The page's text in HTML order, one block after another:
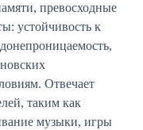
превосходные
устойчивость к
Отвечает
таким как
музыки, игры